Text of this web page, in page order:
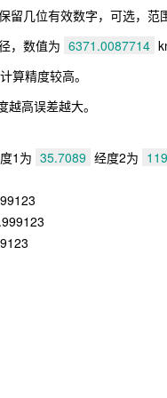
几位有效数字，可选，范
，数值为 6371.0087714
算精度较高。
高误差越大。
1为 35.7089 经度2为